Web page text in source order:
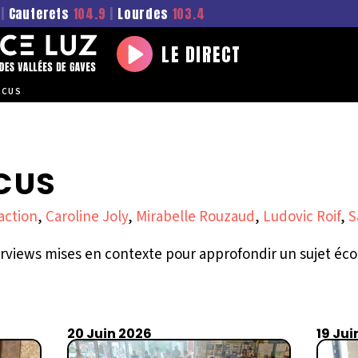
| Cauterets 104.9 | Lourdes 103.4
Play
LE DIRECT
, Caroline Joly, Mirabelle Rouzaud, Ludovic Roif,
mises en contexte pour approfondir un sujet
20 Juin 2026 19